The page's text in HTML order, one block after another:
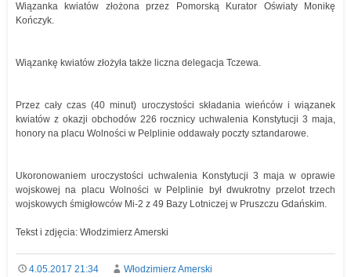
Wiązanka kwiatów złożona przez Pomorską Kurator Oświaty Monikę
Kończyk.
Wiązankę kwiatów złożyła także liczna delegacja Tczewa.
Przez cały czas (40 minut) uroczystości składania wieńców i wiązanek
kwiatów z okazji obchodów 226 rocznicy uchwalenia Konstytucji 3 maja,
honory na placu Wolności w Pelplinie oddawały poczty sztandarowe.
Ukoronowaniem uroczystości uchwalenia Konstytucji 3 maja w oprawie
wojskowej na placu Wolności w Pelplinie był dwukrotny przelot trzech
wojskowych śmigłowców Mi-2 z 49 Bazy Lotniczej w Pruszczu Gdańskim.
Tekst i zdjęcia: Włodzimierz Amerski
4.05.2017 21:34
Włodzimierz Amerski